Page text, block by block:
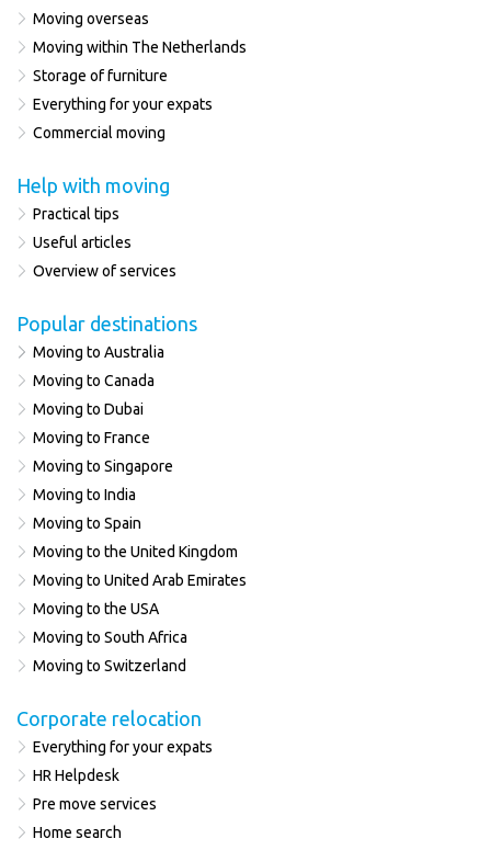
Moving overseas
Moving within The Netherlands
Storage of furniture
Everything for your expats
Commercial moving
Help with moving
Practical tips
Useful articles
Overview of services
Popular destinations
Moving to Australia
Moving to Canada
Moving to Dubai
Moving to France
Moving to Singapore
Moving to India
Moving to Spain
Moving to the United Kingdom
Moving to United Arab Emirates
Moving to the USA
Moving to South Africa
Moving to Switzerland
Corporate relocation
Everything for your expats
HR Helpdesk
Pre move services
Home search